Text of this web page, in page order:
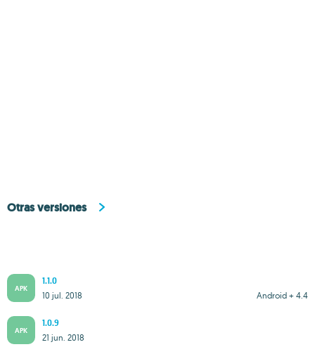
Otras versiones
APK
1.1.0
Android + 4.4
10 jul. 2018
APK
1.0.9
21 jun. 2018